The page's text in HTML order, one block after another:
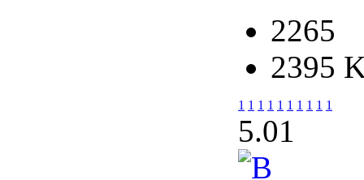
2265
2395
1 1 1 1 1 1 1 1 1 1
5.01